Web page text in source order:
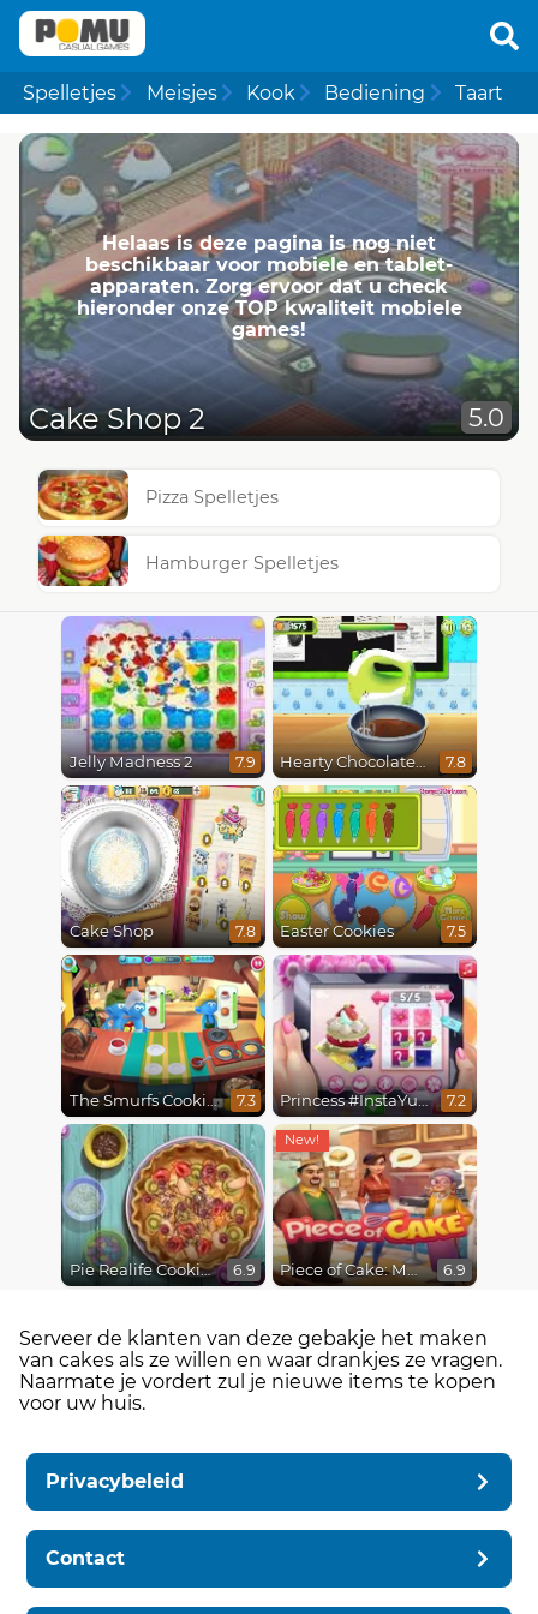
Spelletjes Meisjes Kook Bediening Taart
Helaas is deze pagina is nog niet
beschikbaar voor mobiele en tablet-
apparaten. Zorg ervoor dat u check
hieronder onze TOP kwaliteit mobiele
games!
Cake Shop 2 5.0
Pizza Spelletjes
Hamburger Spelletjes
Jelly Madness 2 7.9 Hearty Chocolate Cake 7.8
Cake Shop 7.8 Easter Cookies 7.5
The Smurfs Cooking 7.3 Princess #InstaYuuum Macarons & Flowers 7.2
Pie Realife Cooking 6.9 Piece of Cake: Merge & Bake 6.9
Serveer de klanten van deze gebakje het maken
van cakes als ze willen en waar drankjes ze vragen.
Naarmate je vordert zul je nieuwe items te kopen
voor uw huis.
Privacybeleid
Contact